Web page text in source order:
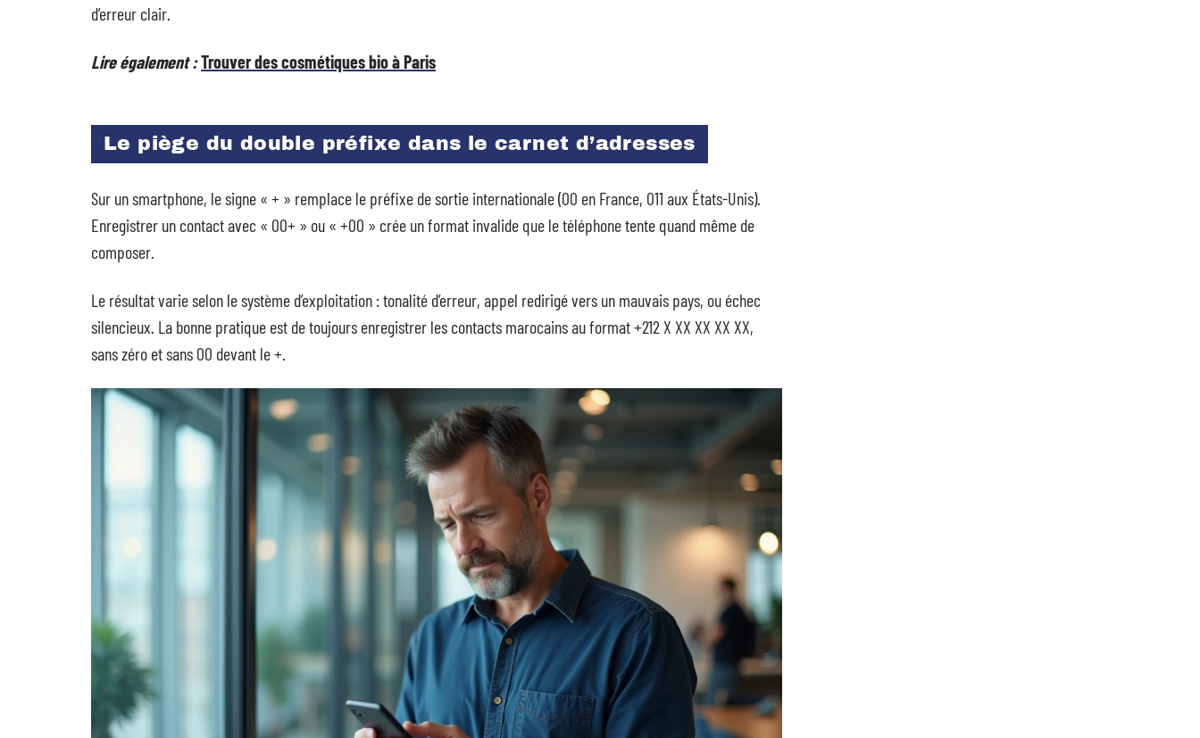
d’erreur clair.
Lire également :Trouver des cosmétiques bio à Paris
Le piège du double préfixe dans le carnet d’adresses
Sur un smartphone, le signe « + » remplace le préfixe de sortie internationale (00 en France, 011 aux États-Unis).
Enregistrer un contact avec « 00+ » ou « +00 » crée un format invalide que le téléphone tente quand même de
composer.
Le résultat varie selon le système d’exploitation : tonalité d’erreur, appel redirigé vers un mauvais pays, ou échec
silencieux. La bonne pratique est de toujours enregistrer les contacts marocains au format +212 X XX XX XX XX,
sans zéro et sans 00 devant le +.